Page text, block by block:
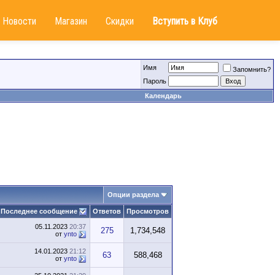
Новости Магазин Скидки Вступить в Клуб
Имя
Запомнить?
Пароль
Календарь
Опции раздела
Последнее сообщение Ответов Просмотров
05.11.2023 20:37
от ynto 275 1,734,548
14.01.2023 21:12
от ynto 63 588,468